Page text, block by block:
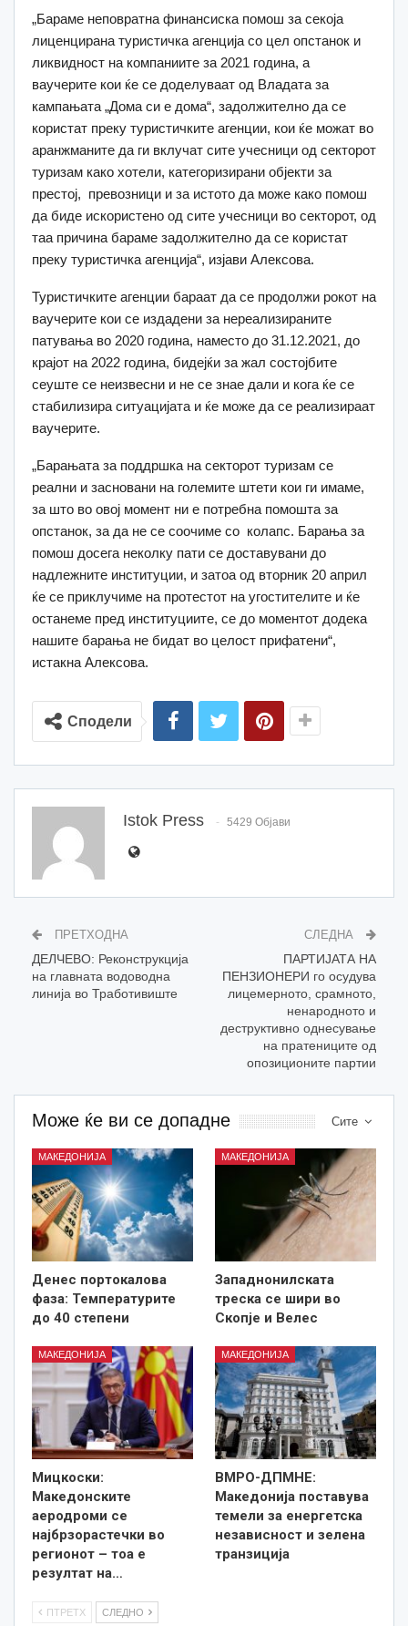
„Бараме неповратна финансиска помош за секоја
лиценцирана туристичка агенција со цел опстанок и
ликвидност на компаниите за 2021 година, а
ваучерите кои ќе се доделуваат од Владата за
кампањата „Дома си е дома“, задолжително да се
користат преку туристичките агенции, кои ќе можат во
аранжманите да ги вклучат сите учесници од секторот
туризам како хотели, категоризирани објекти за
престој, превозници и за истото да може како помош
да биде искористено од сите учесници во секторот, од
таа причина бараме задолжително да се користат
преку туристичка агенција“, изјави Алексова.
Туристичките агенции бараат да се продолжи рокот на
ваучерите кои се издадени за нереализираните
патувања во 2020 година, наместо до 31.12.2021, до
крајот на 2022 година, бидејќи за жал состојбите
сеуште се неизвесни и не се знае дали и кога ќе се
стабилизира ситуацијата и ќе може да се реализираат
ваучерите.
„Барањата за поддршка на секторот туризам се
реални и засновани на големите штети кои ги имаме,
за што во овој момент ни е потребна помошта за
опстанок, за да не се соочиме со колапс. Барања за
помош досега неколку пати се доставувани до
надлежните институции, и затоа од вторник 20 април
ќе се приклучиме на протестот на угостителите и ќе
останеме пред институциите, се до моментот додека
нашите барања не бидат во целост прифатени“,
истакна Алексова.
Сподели
Istok Press 5429 Објави
ПРЕТХОДНА
ДЕЛЧЕВО: Реконструкција
на главната водоводна
линија во Тработивиште
СЛЕДНА
ПАРТИЈАТА НА
ПЕНЗИОНЕРИ го осудува
лицемерното, срамното,
ненародното и
деструктивно однесување
на пратениците од
опозиционите партии
Сите
Може ќе ви се допадне
МАКЕДОНИЈА
Денес портокалова
фаза: Температурите
до 40 степени
МАКЕДОНИЈА
Западнонилската
треска се шири во
Скопје и Велес
МАКЕДОНИЈА
Мицкоски:
Македонските
аеродроми се
најбрзорастечки во
регионот – тоа е
резултат на…
МАКЕДОНИЈА
ВМРО-ДПМНЕ:
Македонија поставува
темели за енергетска
независност и зелена
транзиција
ПТРЕТХ СЛЕДНО